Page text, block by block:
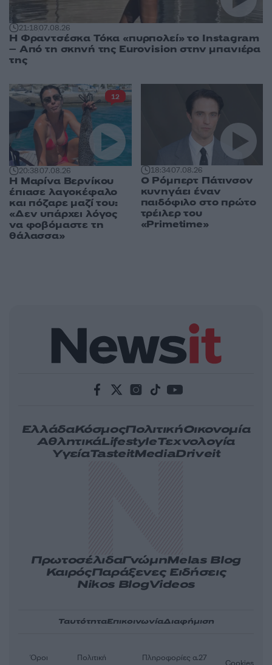
21:1807.08.26
Η Φραντσέσκα Τόκα «πυρπολεί» το Instagram
– Από τη σκηνή της Eurovision στην μπανιέρα
της
20:3807.08.26
Η Μαρίνα Βερνίκου
έπιασε λαγοκέφαλο
και πόζαρε μαζί του:
«Δεν υπάρχει λόγος
να φοβόμαστε τη
θάλασσα»
12
18:3407.08.26
Ο Ρόμπερτ Πάτινσον
κυνηγάει έναν
παιδόφιλο στο πρώτο
τρέιλερ του
«Primetime»
ΕλλάδαΚόσμοςΠολιτικήΟικονομία
ΑθλητικάLifestyleΤεχνολογία
ΥγείαTasteitMediaDriveit
ΠρωτοσέλιδαΓνώμηMelas Blog
ΚαιρόςΠαράξενες Ειδήσεις
Nikos BlogVideos
ΤαυτότηταΕπικοινωνίαΔιαφήμιση
Όροι
Πολιτική
Πληροφορίες α.27